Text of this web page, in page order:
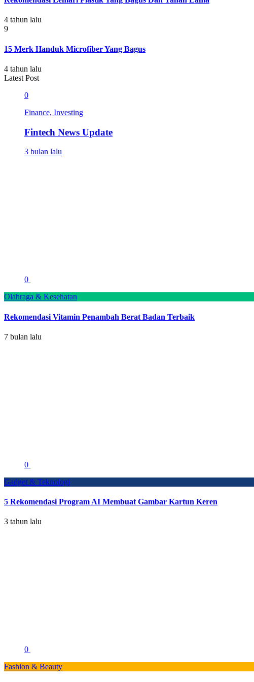
4 tahun lalu
9
15 Merk Handuk Microfiber Yang Bagus
4 tahun lalu
Latest Post
0
Finance, Investing
Fintech News Update
3 bulan lalu
0
Olahraga & Kesehatan
Rekomendasi Vitamin Penambah Berat Badan Terbaik
7 bulan lalu
0
Gadget & Teknologi
5 Rekomendasi Program AI Membuat Gambar Kartun Keren
3 tahun lalu
0
Fashion & Beauty